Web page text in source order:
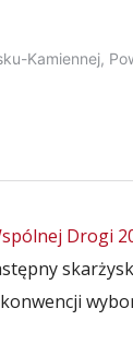
Drogi